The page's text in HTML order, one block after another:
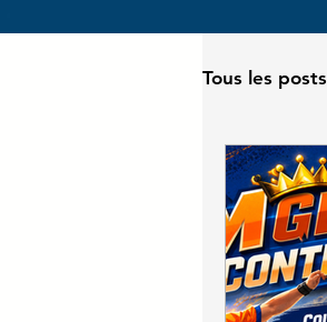
Tous les posts
Matériel